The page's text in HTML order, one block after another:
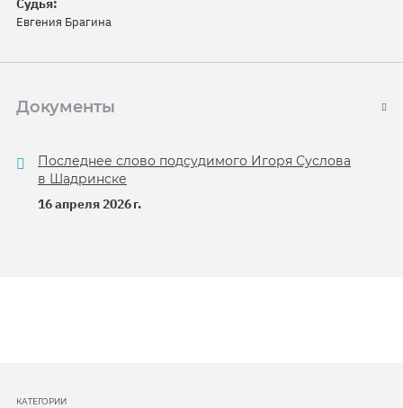
Судья:
Евгения Брагина
Документы
Последнее слово подсудимого Игоря Суслова
в Шадринске
16 апреля 2026 г.
КАТЕГОРИИ